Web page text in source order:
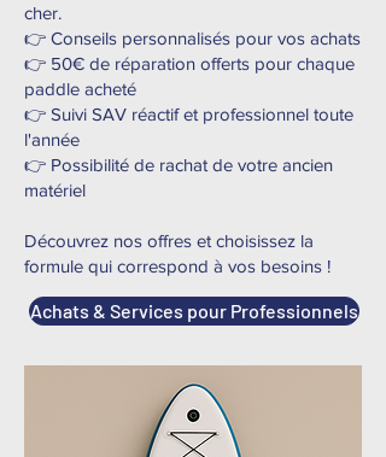
cher.
👉 Conseils personnalisés pour vos achats
👉 50€ de réparation offerts pour chaque
paddle acheté
👉 Suivi SAV réactif et professionnel toute
l'année
👉 Possibilité de rachat de votre ancien
matériel
Découvrez nos offres et choisissez la
formule qui correspond à vos besoins !
Achats & Services pour Professionnels